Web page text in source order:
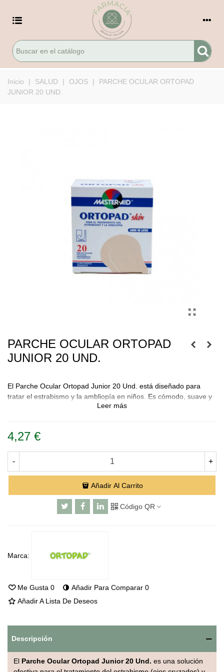
Inicio | SALUD | OJOS |
PARCHE OCULAR ORTOPAD
JUNIOR 20 UND.
PARCHE OCULAR ORTOPAD
JUNIOR 20 UND.
El Parche Ocular Ortopad Junior 20 Und. está diseñado para
tratar el estrabismo y la ambliopía en niños. Es cómodo, suave y
eficaz, ayudando a mejorar la salud ocular de los más pequeños.
Leer más
4,27 €
- +
Añadir Al Carrito
Código QR
Marca:
Me Gusta 0 Añadir Para Comparar 0
Añadir A Lista De Deseos
Descripción
El Parche Ocular Ortopad Junior 20 Und. es una solución